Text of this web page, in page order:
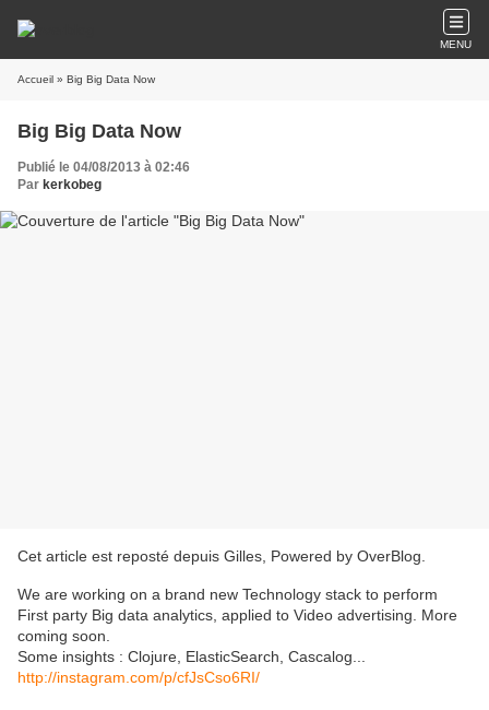
MENU
Accueil » Big Big Data Now
Big Big Data Now
Publié le 04/08/2013 à 02:46
Par kerkobeg
Cet article est reposté depuis Gilles, Powered by OverBlog
We are working on a brand new Technology stack to perform
First party Big data analytics, applied to Video advertising. More
coming soon.
Some insights : Clojure, ElasticSearch, Cascalog...
http://instagram.com/p/cfJsCso6RI/